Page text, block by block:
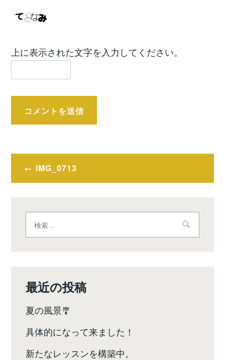
上に表示された文字を入力してください。
投
稿
ビ
ゲ
ョ
ン
IMG_0713
索:
最近の投稿
夏の風景🎐
具体的になって来ました！
新たなレッスンを構築中。